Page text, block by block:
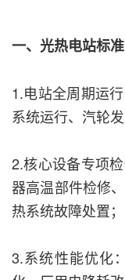
一、光热电站标
1.电站全周期运
系统运行、汽轮
2.核心设备专项
器高温部件检修
热系统故障处置；
3.系统性能优化